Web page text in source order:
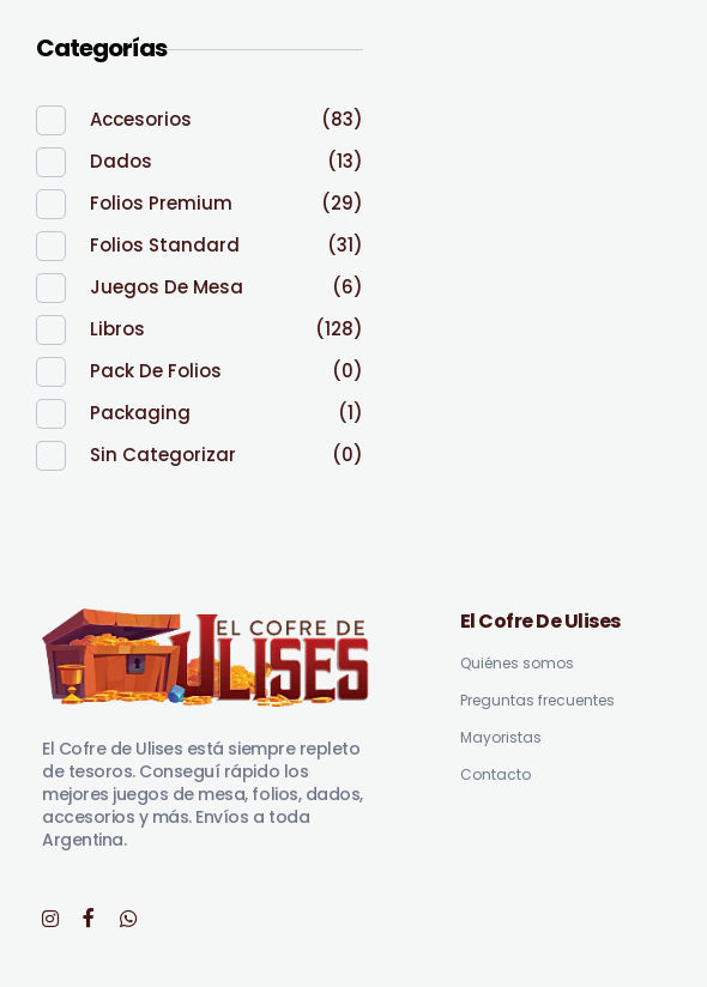
Categorías
Accesorios
(83)
Dados
(13)
Folios Premium
(29)
Folios Standard
(31)
Juegos De Mesa
(6)
Libros
(128)
Pack De Folios
(0)
Packaging
(1)
Sin Categorizar
(0)
El Cofre de Ulises está siempre repleto
de tesoros. Conseguí rápido los
mejores juegos de mesa, folios, dados,
accesorios y más. Envíos a toda
Argentina.
El Cofre De Ulises
Quiénes somos
Preguntas frecuentes
Mayoristas
Contacto